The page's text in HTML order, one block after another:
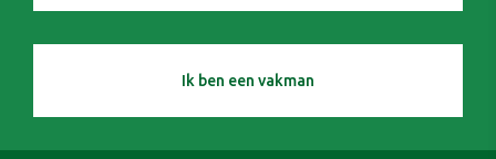
Ik ben een vakman